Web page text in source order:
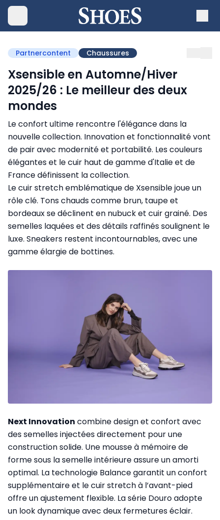
Partnercontent Chaussures
Xsensible en Automne/Hiver
2025/26 : Le meilleur des deux
mondes
Le confort ultime rencontre l'élégance dans la
nouvelle collection. Innovation et fonctionnalité vont
de pair avec modernité et portabilité. Les couleurs
élégantes et le cuir haut de gamme d'Italie et de
France définissent la collection.
Le cuir stretch emblématique de Xsensible joue un
rôle clé. Tons chauds comme brun, taupe et
bordeaux se déclinent en nubuck et cuir grainé. Des
semelles laquées et des détails raffinés soulignent le
luxe. Sneakers restent incontournables, avec une
gamme élargie de bottines.
Next Innovation combine design et confort avec
des semelles injectées directement pour une
construction solide. Une mousse à mémoire de
forme sous la semelle intérieure assure un amorti
optimal. La technologie Balance garantit un confort
supplémentaire et le cuir stretch à l’avant-pied
offre un ajustement flexible. La série Douro adopte
un look dynamique avec deux fermetures éclair.